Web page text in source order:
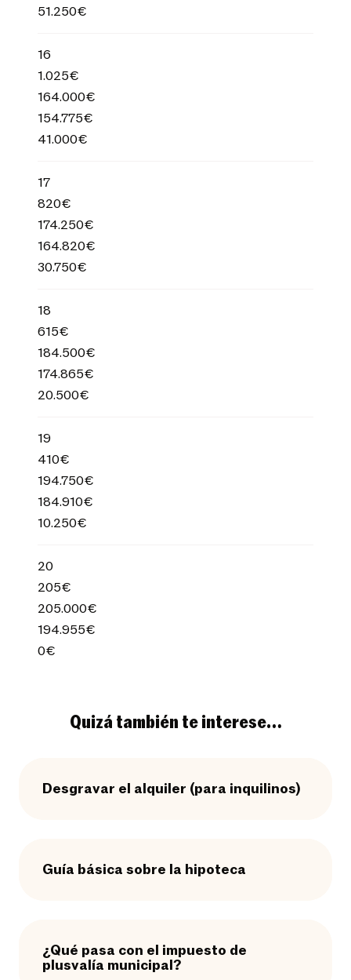
51.250€
16
1.025€
164.000€
154.775€
41.000€
17
820€
174.250€
164.820€
30.750€
18
615€
184.500€
174.865€
20.500€
19
410€
194.750€
184.910€
10.250€
20
205€
205.000€
194.955€
0€
Quizá también te interese…
Desgravar el alquiler (para inquilinos)
Guía básica sobre la hipoteca
¿Qué pasa con el impuesto de
plusvalía municipal?